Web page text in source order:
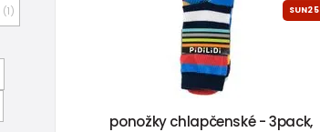
(1) SUN25
ponožky chlapčenské - 3pack,